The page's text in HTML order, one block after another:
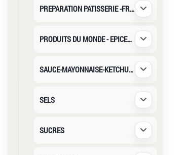
PREPARATION PATISSERIE -FRUITS SECS Déplier / Replier
PRODUITS DU MONDE - EPICERIE Déplier / Replier
SAUCE-MAYONNAISE-KETCHUP-TOMAT Déplier / Replier
SELS Déplier / Replier
SUCRES Déplier / Replier